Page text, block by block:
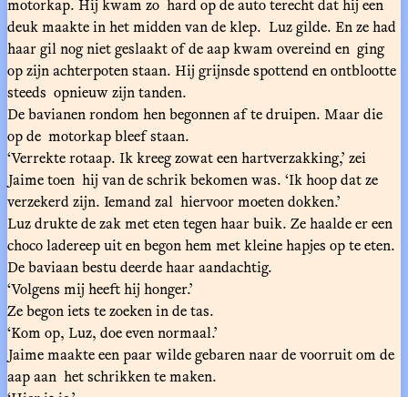
deuk maakte in het midden van de klep. Luz gilde. En ze had
haar gil nog niet geslaakt of de aap kwam overeind en ging
op zijn achterpoten staan. Hij grijnsde spottend en ontblootte
steeds opnieuw zijn tanden.
De bavianen rondom hen begonnen af te druipen. Maar die
op de motorkap bleef staan.
‘Verrekte rotaap. Ik kreeg zowat een hartverzakking,’ zei
Jaime toen hij van de schrik bekomen was. ‘Ik hoop dat ze
verzekerd zijn. Iemand zal hiervoor moeten dokken.’
Luz drukte de zak met eten tegen haar buik. Ze haalde er een
choco ladereep uit en begon hem met kleine hapjes op te eten.
De baviaan bestu deerde haar aandachtig.
‘Volgens mij heeft hij honger.’
Ze begon iets te zoeken in de tas.
‘Kom op, Luz, doe even normaal.’
Jaime maakte een paar wilde gebaren naar de voorruit om de
aap aan het schrikken te maken.